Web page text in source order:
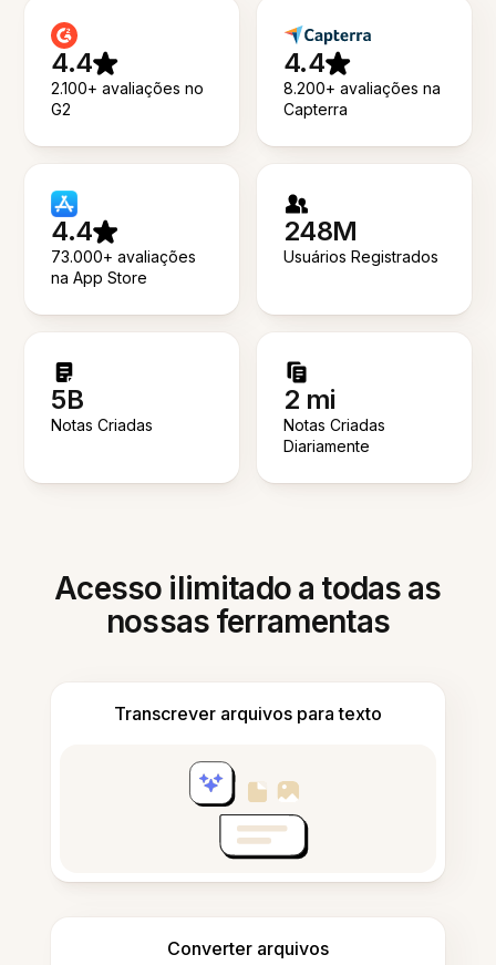
4.4
2.100+ avaliações no
G2
4.4
8.200+ avaliações na
Capterra
4.4
73.000+ avaliações
na App Store
248M
Usuários Registrados
5B
Notas Criadas
2 mi
Notas Criadas
Diariamente
Acesso ilimitado a todas as
nossas ferramentas
Transcrever arquivos para texto
Converter arquivos